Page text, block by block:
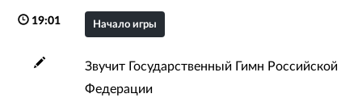
19:01 Начало игры
Звучит Государственный Гимн Российской
Федерации